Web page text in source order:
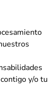
y/o tu